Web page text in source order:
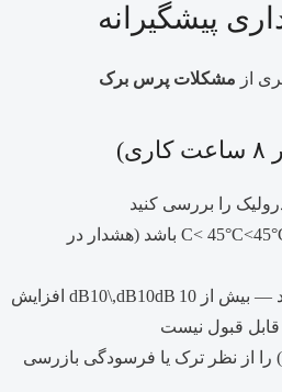
پیشگیرانه
از مشکلات پرس برک
را بررسی کنید
<45°
باشد (هشدار در
— بیش از 10 dB10\,dB
10dB
افزایش
قبول نیست
را از نظر ترک یا فرسودگی بازرسی